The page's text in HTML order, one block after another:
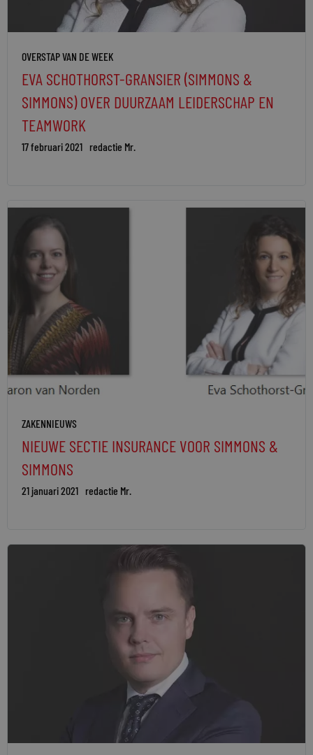
OVERSTAP VAN DE WEEK
EVA SCHOTHORST-GRANSIER (SIMMONS &
SIMMONS) OVER DUURZAAM LEIDERSCHAP EN
TEAMWORK
17 februari 2021 redactie Mr.
ZAKENNIEUWS
NIEUWE SECTIE INSURANCE VOOR SIMMONS &
SIMMONS
21 januari 2021 redactie Mr.